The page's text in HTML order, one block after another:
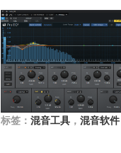
标签： 混音工具 ， 混音软件